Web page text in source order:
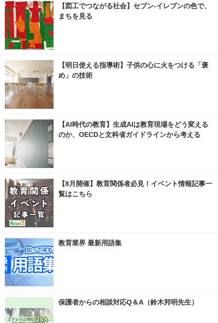
【図工でつながる社会】セブン‐イレブンの色で、
まちを見る
【明日使える指導術】子供の心に火をつける「褒
め」の技術
【AI時代の教育】生成AIは教育現場をどう変える
のか、OECDと文科省ガイドラインから考える
【8月開催】教育関係者必見！イベント情報記事一
覧はこちら
教育業界 最新用語集
保護者からの相談対応Q＆A（鈴木邦明先生）